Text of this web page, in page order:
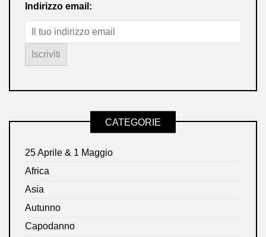
Indirizzo email:
CATEGORIE
25 Aprile & 1 Maggio
Africa
Asia
Autunno
Capodanno